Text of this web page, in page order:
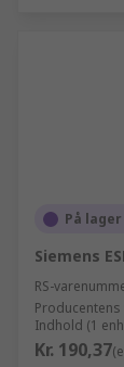
På
Siemens
RS-
Indhold (1
Kr. 190,37